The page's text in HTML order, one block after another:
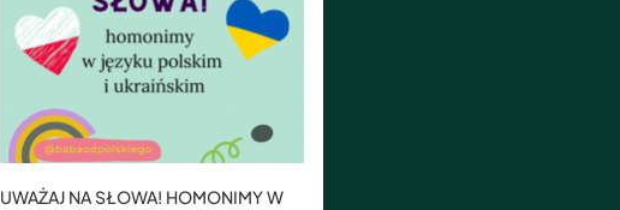
UWAŻAJ NA SŁOWA! HOMONIMY W